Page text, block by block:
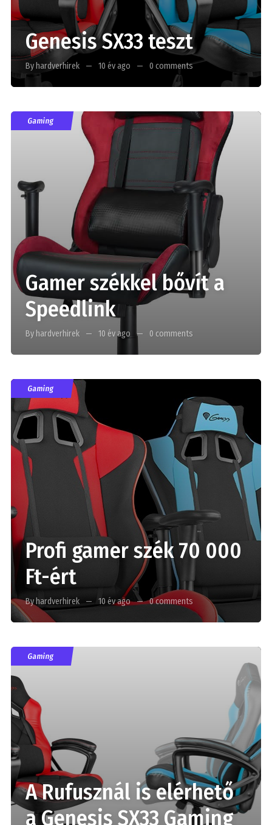
Genesis SX33 teszt
By hardverhirek 10 év ago 0 comments
Gaming
Gamer székkel bővít a
Speedlink
By hardverhirek 10 év ago 0 comments
Gaming
Profi gamer szék 70 000
Ft-ért
By hardverhirek 10 év ago 0 comments
Gaming
A Rufusznál is elérhető
a Genesis SX33 Gaming